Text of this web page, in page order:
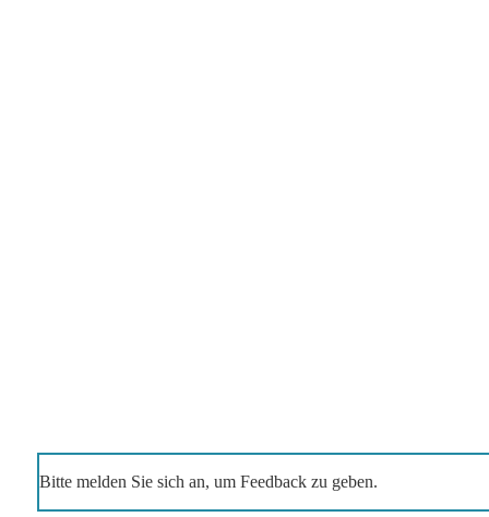
Bitte melden Sie sich an, um Feedback zu geben.